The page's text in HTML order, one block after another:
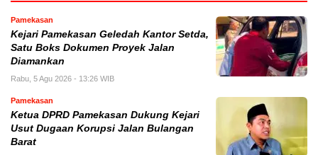
Pamekasan
Kejari Pamekasan Geledah Kantor Setda,
Satu Boks Dokumen Proyek Jalan
Diamankan
Rabu, 5 Agu 2026 - 13:26 WIB
Pamekasan
Ketua DPRD Pamekasan Dukung Kejari
Usut Dugaan Korupsi Jalan Bulangan
Barat